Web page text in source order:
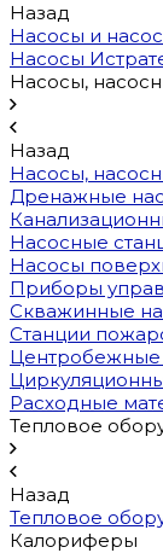
Назад
Насосы и
Насосы
Насосы,
Назад
Насосы,
Дренажные
Насосные
Насосы
Приборы
Скважинные
Станции
Центробежные
Расходные
Тепловое
Назад
Тепловое
Калориферы